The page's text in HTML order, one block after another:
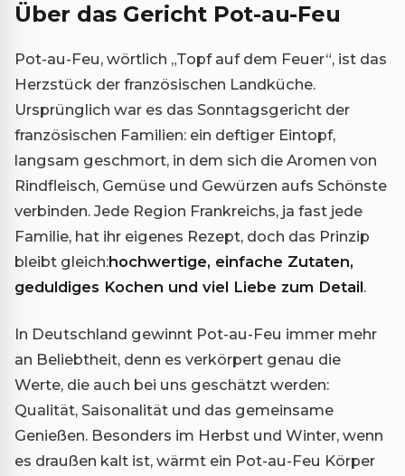
Über das Gericht Pot-au-Feu
Pot-au-Feu, wörtlich „Topf auf dem Feuer“, ist das
Herzstück der französischen Landküche.
Ursprünglich war es das Sonntagsgericht der
französischen Familien: ein deftiger Eintopf,
langsam geschmort, in dem sich die Aromen von
Rindfleisch, Gemüse und Gewürzen aufs Schönste
verbinden. Jede Region Frankreichs, ja fast jede
Familie, hat ihr eigenes Rezept, doch das Prinzip
bleibt gleich:hochwertige, einfache Zutaten,
geduldiges Kochen und viel Liebe zum Detail.
In Deutschland gewinnt Pot-au-Feu immer mehr
an Beliebtheit, denn es verkörpert genau die
Werte, die auch bei uns geschätzt werden:
Qualität, Saisonalität und das gemeinsame
Genießen. Besonders im Herbst und Winter, wenn
es draußen kalt ist, wärmt ein Pot-au-Feu Körper